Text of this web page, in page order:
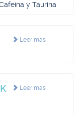
y Taurina
Leer más
Leer más